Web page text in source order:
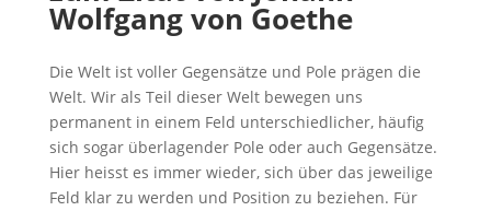
Wolfgang von Goethe
Die Welt ist voller Gegensätze und Pole prägen die
Welt. Wir als Teil dieser Welt bewegen uns
permanent in einem Feld unterschiedlicher, häufig
sich sogar überlagender Pole oder auch Gegensätze.
Hier heisst es immer wieder, sich über das jeweilige
Feld klar zu werden und Position zu beziehen. Für